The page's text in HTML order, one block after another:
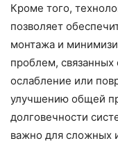
Кроме того,
позволяет
монтажа и
проблем, связанных
ослабление или
улучшению общей
долговечности
важно для сложных